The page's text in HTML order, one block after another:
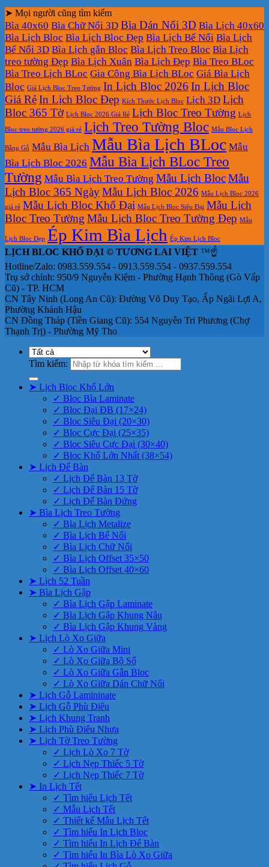
➤ Mọi người cũng tìm kiếm
Bìa 40x60 Bìa Chữ Nổi 3D Bìa Dán Nổi 3D Bìa Lịch 40x60
Bìa Lịch Bloc Bìa Lịch Bloc Đẹp Bìa Lịch Bế Nổi Bìa Lịch
Bế Nổi 3D Bìa Lịch gắn Bloc Bìa Lịch Treo Bloc Bìa Lịch
treo tường Đẹp Bìa Lịch Xuân Bìa Lịch Đẹp Bìa Treo BLoc
Bìa Treo Lịch BLoc Gia Công Bìa Lịch BLoc Giá Bìa Lịch
Bloc Giá Lịch Bloc Treo Tường In Lịch Bloc 2026 In Lịch Bloc
Giá RẻIn Lịch Bloc Đẹp Kích Thước Lịch Bloc Lịch 3D Lịch
Bloc 365 Tờ Lịch Bloc 2026 Giá Rẻ Lịch Bloc Treo Tường Lịch
Bloc treo tường 2026 giá rẻ Lịch Treo Tường Bloc Mẫu Bloc Lịch
Bằng Gỗ Mẫu Bìa Lịch Mẫu Bìa Lịch BLoc Mẫu
Bìa Lịch Bloc 2026 Mẫu Bìa Lịch BLoc Treo
Tường Mẫu Bìa Lịch Treo Tường Mẫu Lịch BlocMẫu
Lịch Bloc 365 NgàyMẫu Lịch Bloc 2026 Mẫu Lịch Bloc 2026
giá rẻ Mẫu Lịch Bloc Khổ Đại Mẫu Lịch Bloc Siêu Đại Mẫu Lịch
Bloc Treo Tường Mẫu Lịch Bloc Treo Tường Đẹp Mẫu
Lịch Bloc Đẹp Ép Kim Bìa Lịch Ép Kim Lịch Bloc
LỊCH BLOC KHỔ ĐẠI © TƯƠNG LAI VIỆT ™☝️
Hotline/Zalo: 0983.559.554 - 0913.559.554 - 0937.559.554
Trụ sở chính: 950/9 Nguyễn Kiệm - Phường Hạnh Thông (Gò Vấp
Cũ) - TP. HCM
CN Tây Ninh (Long An Cũ): Đường Võ Duy Tạo, Ấp Ngãi Lợi A,
Phường Khánh Hậu
CN Đồng Tháp (Tiền Giang Cũ): 554 Nguyễn Tri Phương (Chợ
Thạnh Trị) - Phường Mỹ Tho
Tìm kiếm:
➤ Lịch Bloc Khổ Lớn
✓ Bloc Bìa Laminate
✓ Bloc Đại ĐB (17×24)
✓ Bloc Siêu Đại (20×30)
✓ Bloc Cực Đại (25×35)
✓ Bloc Siêu Cực Đại (30×40)
✓ Bloc Khổ Lớn Nhất (38×54)
➤ Lịch Để Bàn
✓ Lịch Để Bàn 13 Tờ
✓ Lịch Để Bàn 15 Tờ
✓ Lịch Để Bàn Đứng
➤ Bìa Lịch Treo Tường
✓ Bìa Lịch Metalize
✓ Bìa Lịch Bế Nổi
✓ Bìa Lịch Chữ Nổi
✓ Bìa Lịch Offset 35×50
✓ Bìa Lịch Offset 40×60
➤ Lịch 52 Tuần
➤ Bìa Lịch Gập
✓ Bìa Lịch Gập Laminate
✓ Bìa Lịch Gập Khung Nâu
✓ Bìa Lịch Gập Khung Vàng
➤ Lịch Lò Xo Giữa
✓ Lò Xo Giữa Mini
✓ Lò Xo Giữa Bộ Số
✓ Lò Xo Giữa Gắn Bloc
✓ Lò Xo Giữa Dán Chữ Nổi
➤ Lịch Gỗ Lamininate
➤ Lịch Gỗ Phù Điêu
➤ Lịch Khung Tranh
➤ Lịch Phù Điêu Nhựa
➤ Lịch Tờ Treo Tường
✓ Lịch Lò Xo 7 Tờ
✓ Lịch Nẹp Thiếc 5 Tờ
✓ Lịch Nẹp Thiếc 7 Tờ
➤ In Lịch Tết
✓ Tìm hiểu Lịch Tết
✓ Mẫu Lịch Tết
✓ Thiết kế Mẫu Lịch Tết
✓ Tìm hiểu In Lịch Bloc
✓ Tìm hiểu In Lịch Để Bàn
✓ Tìm hiểu In Bìa Lò Xo Giữa